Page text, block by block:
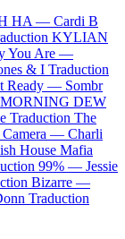
HA — Cardi B
KYLIAN
You Are —
& I Traduction
Ready — Sombr
MORNING DEW
Traduction The
Camera — Charli
House Mafia
99% — Jessie
Bizarre —
Traduction